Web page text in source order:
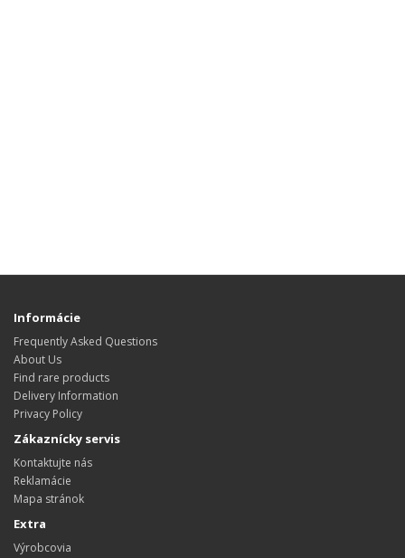
Informácie
Frequently Asked Questions
About Us
Find rare products
Delivery Information
Privacy Policy
Zákaznícky servis
Kontaktujte nás
Reklamácie
Mapa stránok
Extra
Výrobcovia